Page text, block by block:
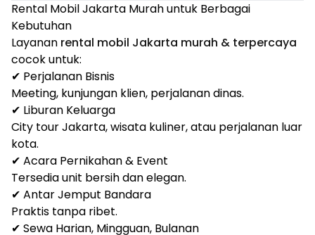
Rental Mobil Jakarta Murah untuk Berbagai
Kebutuhan
Layanan rental mobil Jakarta murah & terpercaya
cocok untuk:
✔ Perjalanan Bisnis
Meeting, kunjungan klien, perjalanan dinas.
✔ Liburan Keluarga
City tour Jakarta, wisata kuliner, atau perjalanan luar
kota.
✔ Acara Pernikahan & Event
Tersedia unit bersih dan elegan.
✔ Antar Jemput Bandara
Praktis tanpa ribet.
✔ Sewa Harian, Mingguan, Bulanan